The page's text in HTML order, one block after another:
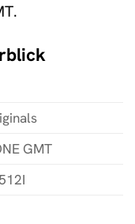
GMT